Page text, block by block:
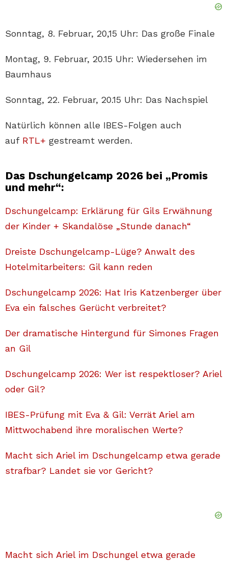
Sonntag, 8. Februar, 20,15 Uhr: Das große Finale
Montag, 9. Februar, 20.15 Uhr: Wiedersehen im
Baumhaus
Sonntag, 22. Februar, 20.15 Uhr: Das Nachspiel
Natürlich können alle IBES-Folgen auch
auf RTL+ gestreamt werden.
Das Dschungelcamp 2026 bei „Promis
und mehr“:
Dschungelcamp: Erklärung für Gils Erwähnung
der Kinder + Skandalöse „Stunde danach“
Dreiste Dschungelcamp-Lüge? Anwalt des
Hotelmitarbeiters: Gil kann reden
Dschungelcamp 2026: Hat Iris Katzenberger über
Eva ein falsches Gerücht verbreitet?
Der dramatische Hintergund für Simones Fragen
an Gil
Dschungelcamp 2026: Wer ist respektloser? Ariel
oder Gil?
IBES-Prüfung mit Eva & Gil: Verrät Ariel am
Mittwochabend ihre moralischen Werte?
Macht sich Ariel im Dschungelcamp etwa gerade
strafbar? Landet sie vor Gericht?
Macht sich Ariel im Dschungel etwa gerade